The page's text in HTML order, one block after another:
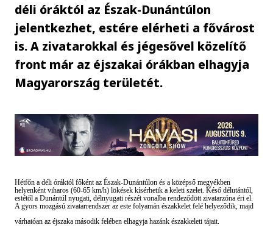
déli óráktól az Észak-Dunántúlon
jelentkezhet, estére elérheti a fővárost
is. A zivatarokkal és jégesővel közelítő
front már az éjszakai órákban elhagyja
Magyarország területét.
Hétfőn a déli óráktól főként az Észak-Dunántúlon és a középső megyékben
helyenként viharos (60-65 km/h) lökések kísérhetik a keleti szelet. Késő délutántól,
estétől a Dunántúl nyugati, délnyugati részét vonalba rendeződött zivatarzóna éri el.
A gyors mozgású zivatarrendszer az este folyamán északkelet felé helyeződik, majd
várhatóan az éjszaka második felében elhagyja hazánk északkeleti tájait.